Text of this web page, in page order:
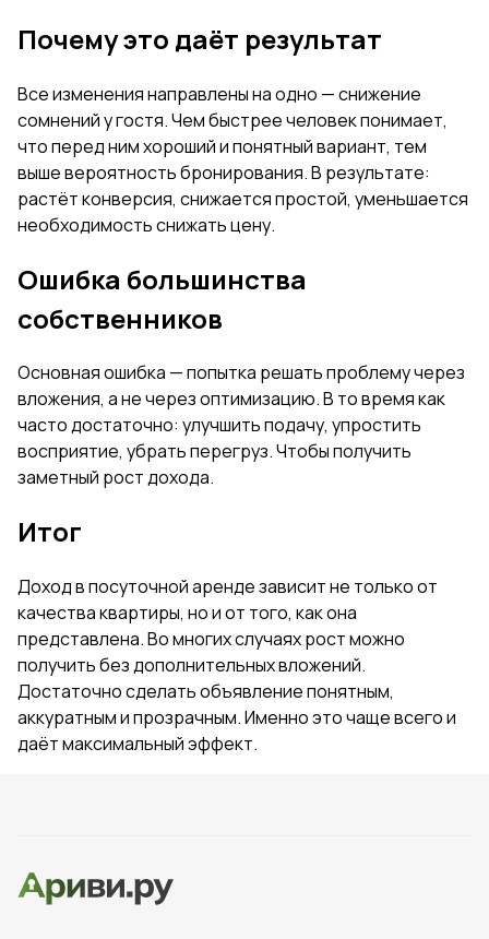
Почему это даёт результат
Все изменения направлены на одно — снижение
сомнений у гостя. Чем быстрее человек понимает,
что перед ним хороший и понятный вариант, тем
выше вероятность бронирования. В результате:
растёт конверсия, снижается простой, уменьшается
необходимость снижать цену.
Ошибка большинства
собственников
Основная ошибка — попытка решать проблему через
вложения, а не через оптимизацию. В то время как
часто достаточно: улучшить подачу, упростить
восприятие, убрать перегруз. Чтобы получить
заметный рост дохода.
Итог
Доход в посуточной аренде зависит не только от
качества квартиры, но и от того, как она
представлена. Во многих случаях рост можно
получить без дополнительных вложений.
Достаточно сделать объявление понятным,
аккуратным и прозрачным. Именно это чаще всего и
даёт максимальный эффект.